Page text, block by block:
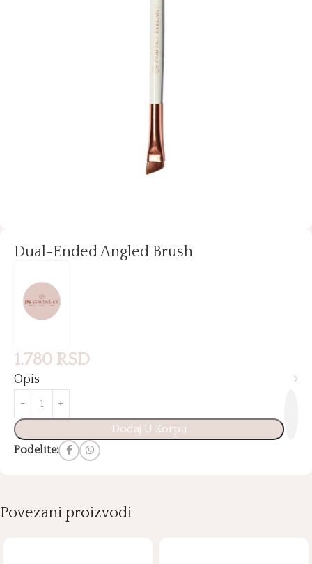
Dual-Ended Angled Brush
1.780 RSD
Opis
Dodaj U Korpu
Podelite:
Povezani proizvodi